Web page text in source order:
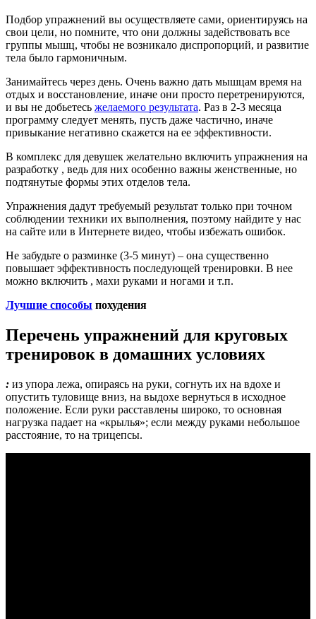
Подбор упражнений вы осуществляете сами, ориентируясь на
свои цели, но помните, что они должны задействовать все
группы мышц, чтобы не возникало диспропорций, и развитие
тела было гармоничным.
Занимайтесь через день. Очень важно дать мышцам время на
отдых и восстановление, иначе они просто перетренируются,
и вы не добьетесь желаемого результата. Раз в 2-3 месяца
программу следует менять, пусть даже частично, иначе
привыкание негативно скажется на ее эффективности.
В комплекс для девушек желательно включить упражнения на
разработку , ведь для них особенно важны женственные, но
подтянутые формы этих отделов тела.
Упражнения дадут требуемый результат только при точном
соблюдении техники их выполнения, поэтому найдите у нас
на сайте или в Интернете видео, чтобы избежать ошибок.
Не забудьте о разминке (3-5 минут) – она существенно
повышает эффективность последующей тренировки. В нее
можно включить , махи руками и ногами и т.п.
Лучшие способы похудения
Перечень упражнений для круговых
тренировок в домашних условиях
: из упора лежа, опираясь на руки, согнуть их на вдохе и
опустить туловище вниз, на выдохе вернуться в исходное
положение. Если руки расставлены широко, то основная
нагрузка падает на «крылья»; если между руками небольшое
расстояние, то на трицепсы.